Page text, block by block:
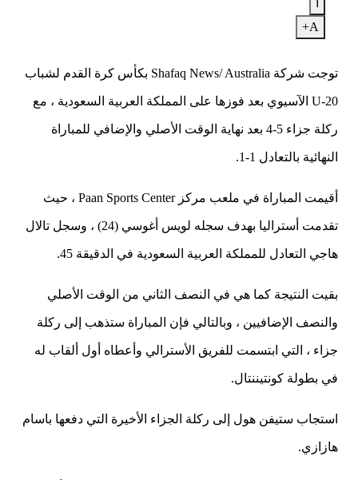
A+
توجت شركة Shafaq News/ Australia بكأس كرة القدم لشباب
U-20 الآسيوي بعد فوزها على المملكة العربية السعودية ، مع
ركلة جزاء 5-4 بعد نهاية الوقت الأصلي والإضافي للمباراة
النهائية بالتعادل 1-1.
أقيمت المباراة في ملعب مركز Paan Sports Center ، حيث
تقدمت أستراليا بهدف سجله لويس أغوسي (24) ، وسجل تالال
هاجي التعادل للمملكة العربية السعودية في الدقيقة 45.
بقيت النتيجة كما هي في النصف الثاني من الوقت الأصلي
والنصف الإضافيين ، وبالتالي فإن المباراة ستذهب إلى ركلة
جزاء ، التي ابتسمت للفريق الأسترالي وأعطاه أول ألقاب له
في بطولة كونتيننتال.
استجاب ستيفن هول إلى ركلة الجزاء الأخيرة التي دفعها باسام
هازازي.